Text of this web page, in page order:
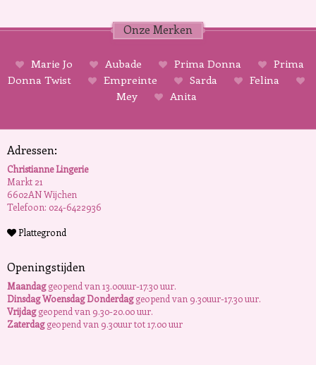
Onze Merken
Marie Jo Aubade Prima Donna
Prima
Donna Twist
Empreinte Sarda
Felina
Mey
Anita
Adressen:
Christianne Lingerie
Markt 21
6602AN Wijchen
Telefoon: 024-6422936
Plattegrond
Openingstijden
Maandaggeopend van 13.00uur-17.30 uur.
Dinsdag Woensdag Donderdaggeopend van 9.30uur-17.30 uur.
Vrijdaggeopend van 9.30-20.00 uur.
Zaterdaggeopend van 9.30uur tot 17.00 uur